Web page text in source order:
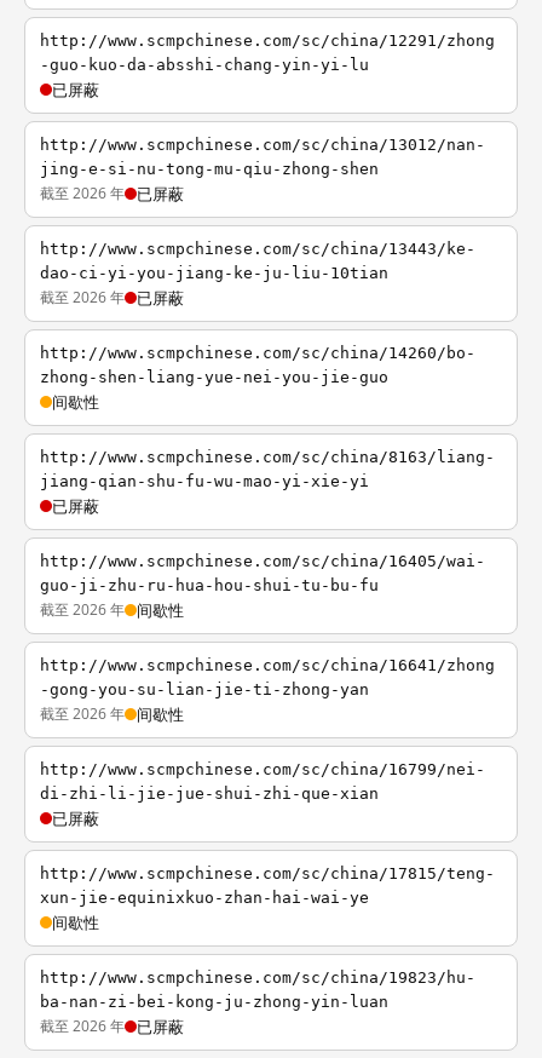
http://www.scmpchinese.com/sc/china/12291/zhong
-guo-kuo-da-absshi-chang-yin-yi-lu
已屏蔽
http://www.scmpchinese.com/sc/china/13012/nan-
jing-e-si-nu-tong-mu-qiu-zhong-shen
截至 2026 年 已屏蔽
http://www.scmpchinese.com/sc/china/13443/ke-
dao-ci-yi-you-jiang-ke-ju-liu-10tian
截至 2026 年 已屏蔽
http://www.scmpchinese.com/sc/china/14260/bo-
zhong-shen-liang-yue-nei-you-jie-guo
间歇性
http://www.scmpchinese.com/sc/china/8163/liang-
jiang-qian-shu-fu-wu-mao-yi-xie-yi
已屏蔽
http://www.scmpchinese.com/sc/china/16405/wai-
guo-ji-zhu-ru-hua-hou-shui-tu-bu-fu
截至 2026 年 间歇性
http://www.scmpchinese.com/sc/china/16641/zhong
-gong-you-su-lian-jie-ti-zhong-yan
截至 2026 年 间歇性
http://www.scmpchinese.com/sc/china/16799/nei-
di-zhi-li-jie-jue-shui-zhi-que-xian
已屏蔽
http://www.scmpchinese.com/sc/china/17815/teng-
xun-jie-equinixkuo-zhan-hai-wai-ye
间歇性
http://www.scmpchinese.com/sc/china/19823/hu-
ba-nan-zi-bei-kong-ju-zhong-yin-luan
截至 2026 年 已屏蔽